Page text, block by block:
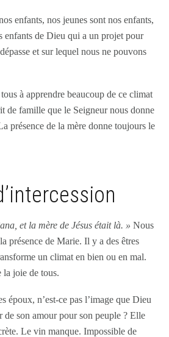
enfants, nos jeunes sont nos enfants,
enfants de Dieu qui a un projet pour
et sur lequel nous ne pouvons
à apprendre beaucoup de ce climat
de famille que le Seigneur nous donne
présence de la mère donne toujours le
et la mère de Jésus était là. » Nous
présence de Marie. Il y a des êtres
un climat en bien ou en mal.
la joie de tous.
époux, n’est-ce pas l’image que Dieu
de son amour pour son peuple ? Elle
Le vin manque. Impossible de